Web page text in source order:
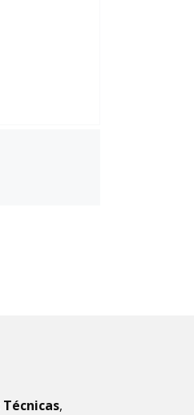
Técnicas,